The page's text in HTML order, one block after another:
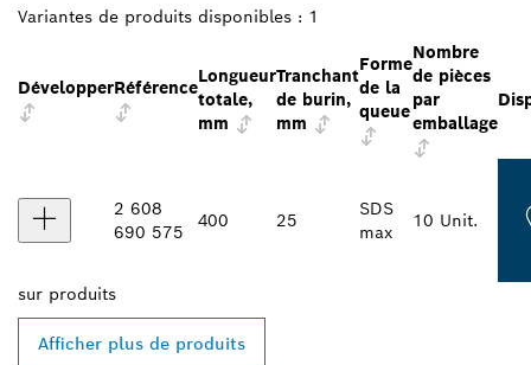
Variantes de produits disponibles : 1
DévelopperRéférence
Longueur
totale,
mm
Tranchant
de burin,
mm
Forme
de la
queue
Nombre
de pièces
par
emballage
2 608
690 575
400 25
SDS
max
10 Unit.
sur produits
Afficher plus de produits